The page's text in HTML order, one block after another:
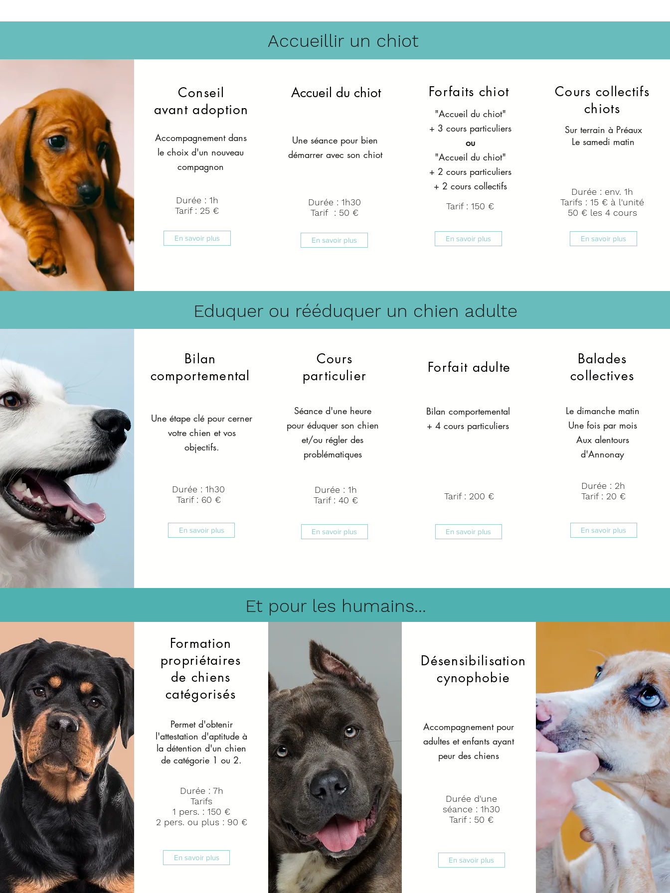
Accueillir un chiot
Conseil
avant adoption
Accompagnement dans
le choix d'un nouveau
compagnon
Durée : 1h
Tarif : 25 €
En savoir plus
Accueil du chiot
Une séance pour bien
démarrer avec son chiot
Durée : 1h30
Tarif : 50 €
En savoir plus
Forfaits chiot
"Accueil du chiot"
+ 3 cours particuliers
ou
"Accueil du chiot"
+ 2 cours particuliers
+ 2 cours collectifs
Tarif : 150 €
En savoir plus
Cours collectifs
chiots
Sur terrain à Préaux
Le samedi matin
Durée : env. 1h
Tarifs : 15 € à l'unité
50 € les 4 cours
En savoir plus
Eduquer ou rééduquer un chien adulte
Bilan
comportemental
Une étape clé pour cerner
votre chien et vos
objectifs.
Durée : 1h30
Tarif : 60 €
En savoir plus
Cours
particulier
Séance d'une heure
pour éduquer son chien
et/ou régler des
problématiques
Durée : 1h
Tarif : 40 €
En savoir plus
Forfait adulte
​Bilan comportemental
+ 4 cours particuliers
Tarif : 200 €
En savoir plus
Balades
collectives
Le dimanche matin
Une fois par mois
Aux alentours
d'Annonay
Durée : 2h
Tarif : 20 €
En savoir plus
Et pour les humains...
Formation
propriétaires
de chiens
catégorisés
Permet d'obtenir
l'attestation d'aptitude à
la détention d'un chien
de catégorie 1 ou 2.
Durée : 7h
Tarifs
1 pers. : 150 €
2 pers. ou plus : 90 €
En savoir plus
Désensibilisation
cynophobie
Accompagnement pour
adultes et enfants ayant
peur des chiens
Durée d'une
séance : 1h30
Tarif : 50 €
En savoir plus